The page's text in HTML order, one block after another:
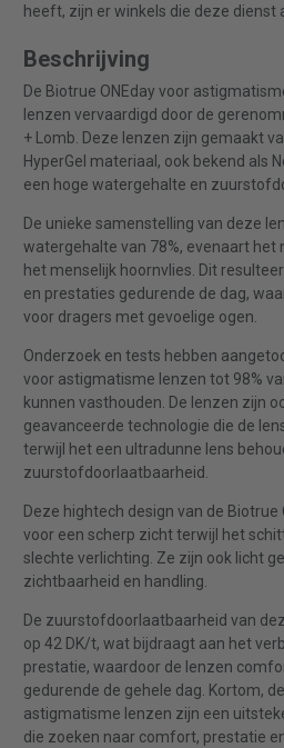
heeft, zijn er winkels die deze dienst
Beschrijving
De Biotrue ONEday voor
lenzen vervaardigd door de
+ Lomb. Deze lenzen zijn gemaakt
HyperGel materiaal, ook bekend als
een hoge watergehalte en
De unieke samenstelling van deze
watergehalte van 78%, evenaart het
het menselijk hoornvlies. Dit
en prestaties gedurende de dag,
voor dragers met gevoelige ogen.
Onderzoek en tests hebben
voor astigmatisme lenzen tot 98%
kunnen vasthouden. De lenzen zijn
geavanceerde technologie die de
terwijl het een ultradunne lens
zuurstofdoorlaatbaarheid.
Deze hightech design van de
voor een scherp zicht terwijl het
slechte verlichting. Ze zijn ook licht
zichtbaarheid en handling.
De zuurstofdoorlaatbaarheid van
op 42 DK/t, wat bijdraagt aan het
prestatie, waardoor de lenzen
gedurende de gehele dag. Kortom,
astigmatisme lenzen zijn een
die zoeken naar comfort, prestatie